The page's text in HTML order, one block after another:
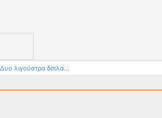
Δυο λιγούστρα δίπλα...